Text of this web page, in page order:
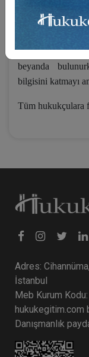
olan
incelemesi
beyanda
bilgisini katmayı
Tüm hukukçulara
Adres:
İstanbul
Meb Kurum
hukukegitim.com
Danışmanlık